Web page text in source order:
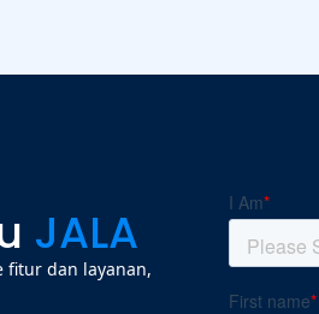
JALA
fitur dan layanan,